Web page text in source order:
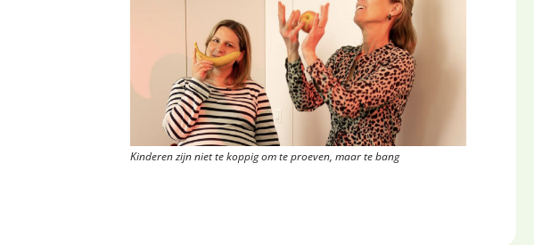
Kinderen zijn niet te koppig om te proeven, maar te bang